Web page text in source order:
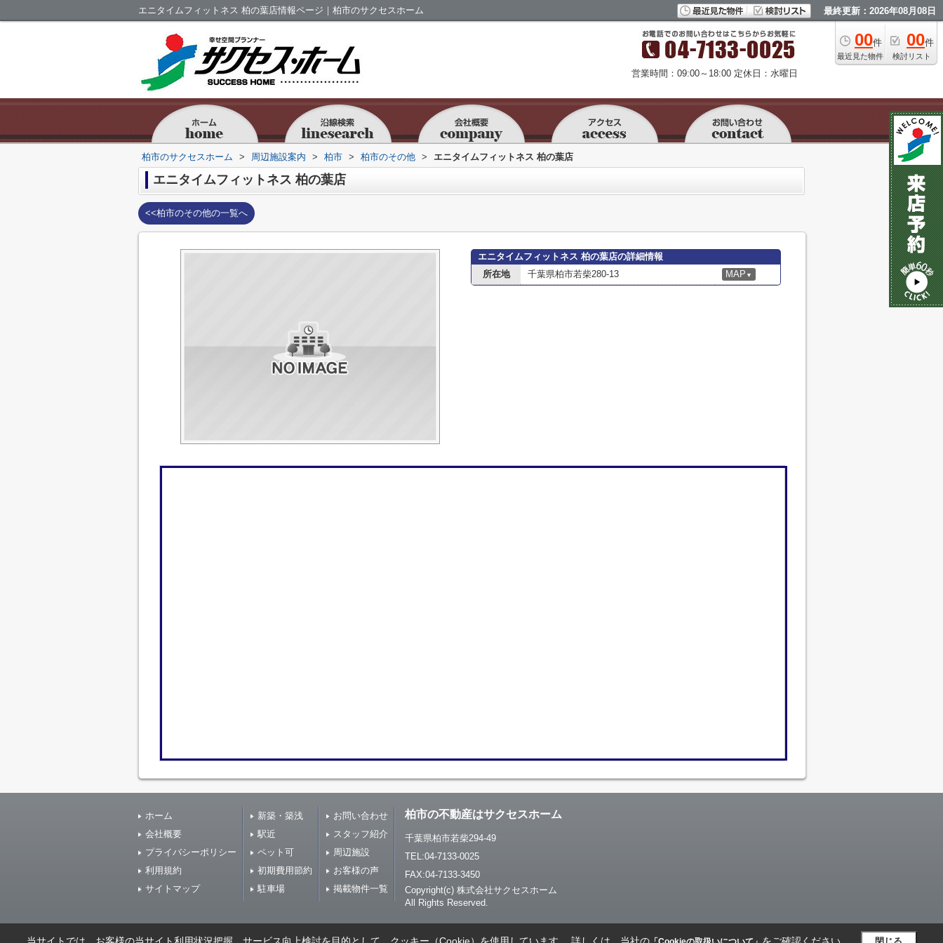
エニタイムフィットネス 柏の葉店情報ページ｜柏市のサクセスホーム 最終更新：2026年08月08日
00件
最近見た物件
00件
検討リスト
営業時間：09:00～18:00 定休日：水曜日
柏市のサクセスホーム > 周辺施設案内 > 柏市 > 柏市のその他 > エニタイムフィットネス 柏の葉店
エニタイムフィットネス 柏の葉店
<<柏市のその他の一覧へ
エニタイムフィットネス 柏の葉店の詳細情報
所在地
千葉県柏市若柴280-13 MAP ▼
ホーム
会社概要
プライバシーポリシー
利用規約
サイトマップ
新築・築浅
駅近
ペット可
初期費用節約
駐車場
お問い合わせ
スタッフ紹介
周辺施設
お客様の声
掲載物件一覧
柏市の不動産はサクセスホーム
千葉県柏市若柴294-49
TEL:04-7133-0025
FAX:04-7133-3450
Copyright(c) 株式会社サクセスホーム
All Rights Reserved.
閉じる